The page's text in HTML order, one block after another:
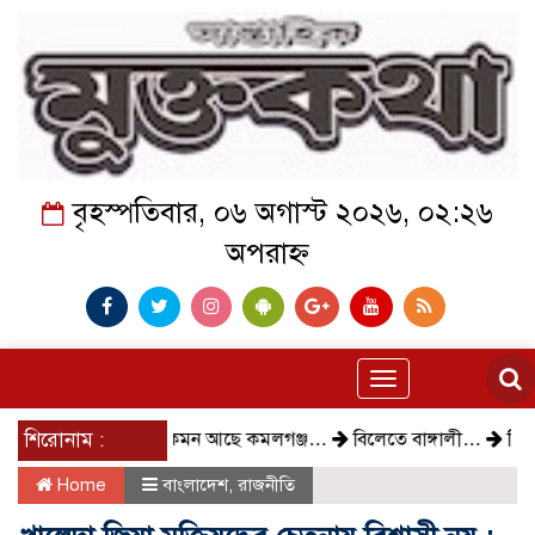
বৃহস্পতিবার, ০৬ অগাস্ট ২০২৬, ০২:২৬
অপরাহ্ন
Toggle
navigation
শিরোনাম :কেমন আছে কমলগঞ্জ… বিলেতে বাঙ্গালী… বিক্ষোভ,
Home বাংলাদেশ, রাজনীতি